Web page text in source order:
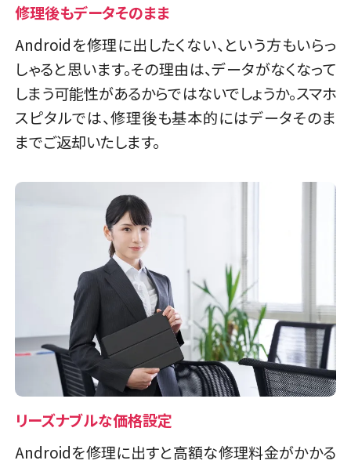
修理後もデータそのまま
Androidを修理に出したくない、という方もいらっ
しゃると思います。その理由は、データがなくなって
しまう可能性があるからではないでしょうか。スマホ
スピタルでは、修理後も基本的にはデータそのま
までご返却いたします。
リーズナブルな価格設定
Androidを修理に出すと高額な修理料金がかかる